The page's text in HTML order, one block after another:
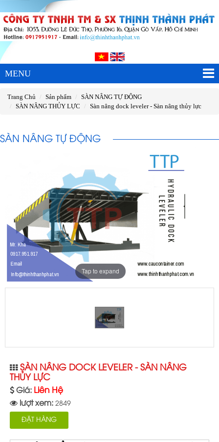
MENU
Trang Chủ Sản phẩm
SÀN NÂNG TỰ ĐỘNG
SÀN NÂNG THỦY LỰC
Sàn nâng dock leveler - Sàn nâng thủy lực
SÀN NÂNG TỰ ĐỘNG
Tap to expand
SÀN NÂNG DOCK LEVELER - SÀN NÂNG
THỦY LỰC
Giá: Liên Hệ
lượt xem: 2849
ĐẶT HÀNG